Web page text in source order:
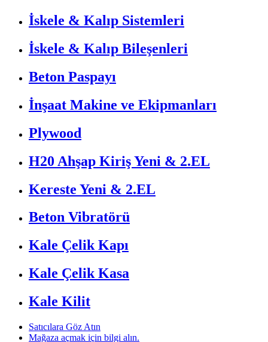
İskele & Kalıp Sistemleri
İskele & Kalıp Bileşenleri
Beton Paspayı
İnşaat Makine ve Ekipmanları
Plywood
H20 Ahşap Kiriş Yeni & 2.EL
Kereste Yeni & 2.EL
Beton Vibratörü
Kale Çelik Kapı
Kale Çelik Kasa
Kale Kilit
Satıcılara Göz Atın
Mağaza açmak için bilgi alın.